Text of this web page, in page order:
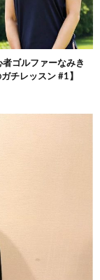
ゴルファーなみき
チレッスン #1】